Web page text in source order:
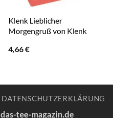
Klenk Lieblicher
Morgengruß von Klenk
4,66€
DATENSCHUTZERKLÄRUNG
das-tee-magazin.de